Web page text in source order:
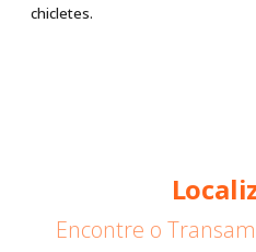
chicletes.
Encontre o